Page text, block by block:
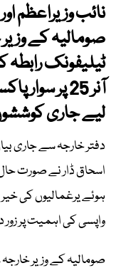
نائب وزیراعظم
صومالیہ کے
ٹیلیفونک رابطہ
آنر 25 پر
لیے جاری
دفتر خارجہ سے جاری
اسحاق ڈار نے صورت
ہوئے یرغمالیوں کی
واپسی کی اہمیت پر زور
صومالیہ کے وزیر